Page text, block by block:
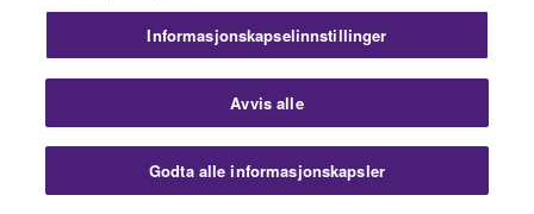
Nedlastinger Kontakt oss
Informasjonskapselinnstillinger
Avvis alle
Godta alle informasjonskapsler